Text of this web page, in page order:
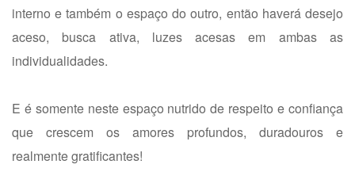
interno e também o espaço do outro, então haverá desejo
aceso, busca ativa, luzes acesas em ambas as
individualidades.
E é somente neste espaço nutrido de respeito e confiança
que crescem os amores profundos, duradouros e
realmente gratificantes!